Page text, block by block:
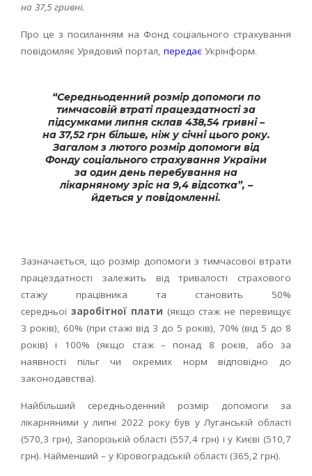
на 37,5 гривні.
Про це з посиланням на Фонд соціального страхування
повідомляє Урядовий портал, передає Укрінформ.
“Середньоденний розмір допомоги по
тимчасовій втраті працездатності за
підсумками липня склав 438,54 гривні –
на 37,52 грн більше, ніж у січні цього року.
Загалом з лютого розмір допомоги від
Фонду соціального страхування України
за один день перебування на
лікарняному зріс на 9,4 відсотка”, –
йдеться у повідомленні.
Зазначається, що розмір допомоги з тимчасової втрати
працездатності залежить від тривалості страхового
стажу працівника та становить 50%
середньої заробітної плати (якщо стаж не перевищує
3 років), 60% (при стажі від 3 до 5 років), 70% (від 5 до 8
років) і 100% (якщо стаж – понад 8 років, або за
наявності пільг чи окремих норм відповідно до
законодавства).
Найбільший середньоденний розмір допомоги за
лікарняними у липні 2022 року був у Луганській області
(570,3 грн), Запорізькій області (557,4 грн) і у Києві (510,7
грн). Найменший – у Кіровоградській області (365,2 грн).